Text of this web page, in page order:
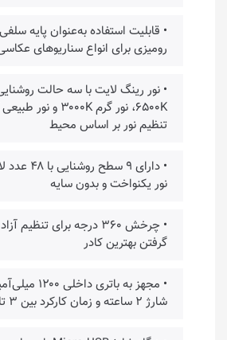
• قابلیت استفاده به‌عنوان پایه
رومیزی برای انواع سناریوهای
• نور رینگ لایت با سه حالت
تنظیم نور بر اساس محیط
نور یکنواخت و بدون سایه
• چرخش ۳۶۰ درجه برای تنظیم
گرفتن بهترین کادر
• مجهز به باتری
شارژ ۲ ساعته و زمان کارکرد بین ۳ تا ۵ ساعت